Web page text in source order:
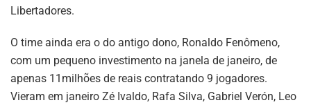
Libertadores.
O time ainda era o do antigo dono, Ronaldo Fenômeno,
com um pequeno investimento na janela de janeiro, de
apenas 11milhões de reais contratando 9 jogadores.
Vieram em janeiro Zé Ivaldo, Rafa Silva, Gabriel Verón, Leo